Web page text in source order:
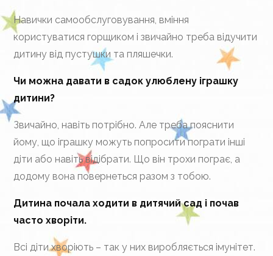
Навички самообслуговування, вміння
користуватися горщиком і звичайно треба відучити
дитину від пустушки та пляшечки.
Чи можна давати в садок улюблену іграшку
дитини?
Звичайно, навіть потрібно. Але треба пояснити
йому, що іграшку можуть попросити пограти інші
діти або навіть відібрати. Що він трохи пограє, а
додому вона повернеться разом з тобою.
Дитина почала ходити в дитячий сад і почав
часто хворіти.
Всі діти хворіють – так у них виробляється імунітет.